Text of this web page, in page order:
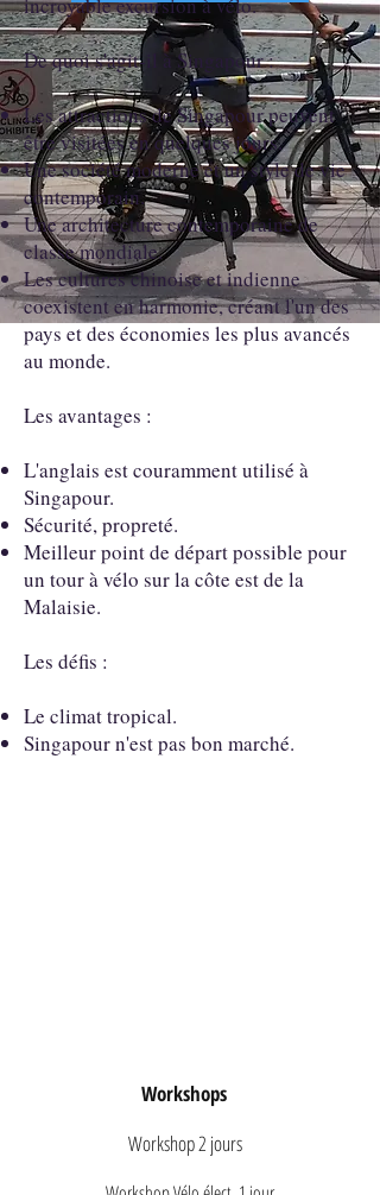
De quoi s'agit-il à Singapour :
Les attractions de Singapour peuvent
être visitées en quelques jours.
Une société moderne et un style de vie
contemporain.
Une architecture contemporaine de
classe mondiale.
Les cultures chinoise et indienne
coexistent en harmonie, créant l'un des
pays et des économies les plus avancés
au monde.
Les avantages :
L'anglais est couramment utilisé à
Singapour.
Sécurité, propreté.
Meilleur point de départ possible pour
un tour à vélo sur la côte est de la
Malaisie.
Les défis :
Le climat tropical.
Singapour n'est pas bon marché.
Workshops
Workshop 2 jours